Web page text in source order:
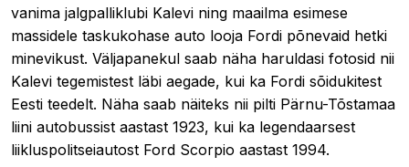
vanima jalgpalliklubi Kalevi ning maailma esimese
massidele taskukohase auto looja Fordi põnevaid hetki
minevikust. Väljapanekul saab näha haruldasi fotosid nii
Kalevi tegemistest läbi aegade, kui ka Fordi sõidukitest
Eesti teedelt. Näha saab näiteks nii pilti Pärnu-Tõstamaa
liini autobussist aastast 1923, kui ka legendaarsest
liikluspolitseiautost Ford Scorpio aastast 1994.